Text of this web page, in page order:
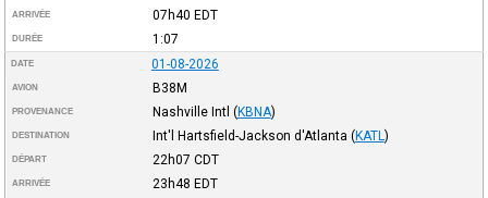
ARRIVÉE 07h40 EDT
DURÉE 1:07
DATE 01-08-2026
AVION B38M
PROVENANCE Nashville Intl (KBNA)
DESTINATION Int'l Hartsfield-Jackson d'Atlanta (KATL )
DÉPART 22h07 CDT
ARRIVÉE 23h48 EDT